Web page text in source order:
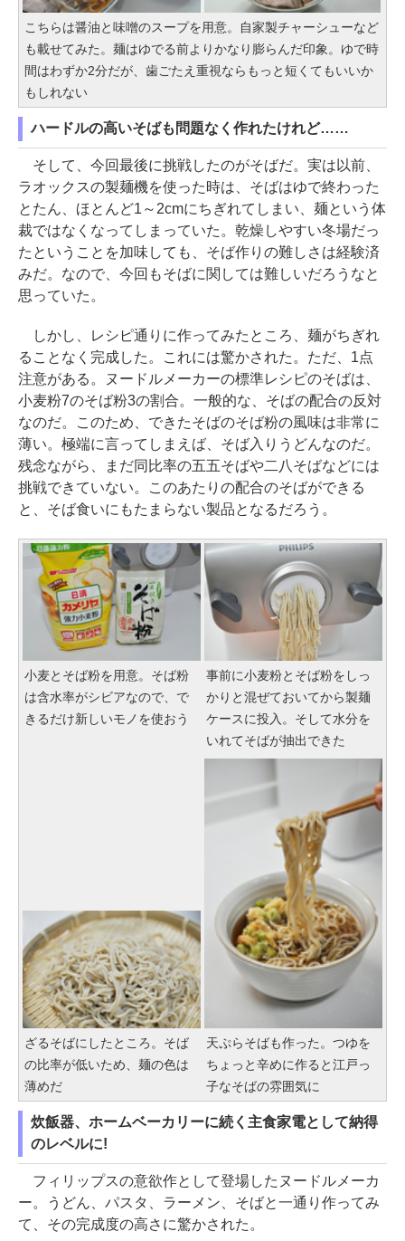
こちらは醤油と味噌のスープを用意。自家製チャーシューなど
も載せてみた。麺はゆでる前よりかなり膨らんだ印象。ゆで時
間はわずか2分だが、歯ごたえ重視ならもっと短くてもいいか
もしれない
ハードルの高いそばも問題なく作れたけれど……
そして、今回最後に挑戦したのがそばだ。実は以前、
ラオックスの製麺機を使った時は、そばはゆで終わった
とたん、ほとんど1～2cmにちぎれてしまい、麺という体
裁ではなくなってしまっていた。乾燥しやすい冬場だっ
たということを加味しても、そば作りの難しさは経験済
みだ。なので、今回もそばに関しては難しいだろうなと
思っていた。
しかし、レシピ通りに作ってみたところ、麺がちぎれ
ることなく完成した。これには驚かされた。ただ、1点
注意がある。ヌードルメーカーの標準レシピのそばは、
小麦粉7のそば粉3の割合。一般的な、そばの配合の反対
なのだ。このため、できたそばのそば粉の風味は非常に
薄い。極端に言ってしまえば、そば入りうどんなのだ。
残念ながら、まだ同比率の五五そばや二八そばなどには
挑戦できていない。このあたりの配合のそばができる
と、そば食いにもたまらない製品となるだろう。
小麦とそば粉を用意。そば粉
は含水率がシビアなので、で
きるだけ新しいモノを使おう
事前に小麦粉とそば粉をしっ
かりと混ぜておいてから製麺
ケースに投入。そして水分を
いれてそばが抽出できた
ざるそばにしたところ。そば
の比率が低いため、麺の色は
薄めだ
天ぷらそばも作った。つゆを
ちょっと辛めに作ると江戸っ
子なそばの雰囲気に
炊飯器、ホームベーカリーに続く主食家電として納得
のレベルに!
フィリップスの意欲作として登場したヌードルメーカ
ー。うどん、パスタ、ラーメン、そばと一通り作ってみ
て、その完成度の高さに驚かされた。